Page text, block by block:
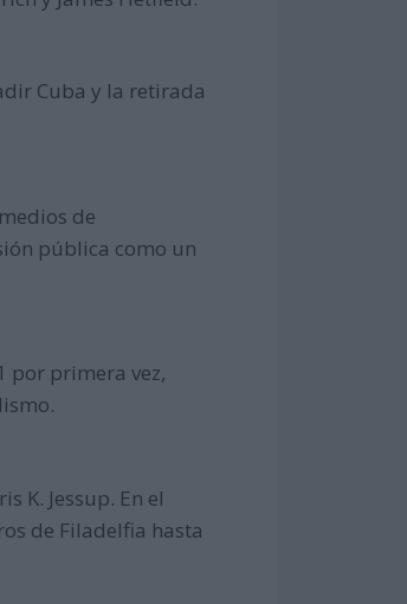
Cuba y la retirada
de
pública como un
por primera vez,
K. Jessup. En el
de Filadelfia hasta